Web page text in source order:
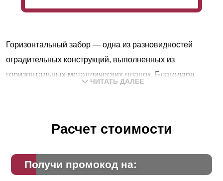
Горизонтальный забор — одна из разновидностей
оградительных конструкций, выполненных из
горизонтальных металлических планок. Благодаря
Перед началом работ проводят точную разметку
ЧИТАТЬ ДАЛЕЕ
Расчет стоимости
Получи промокод на: